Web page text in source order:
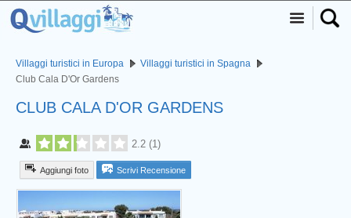
Villaggi turistici in Europa
Villaggi turistici in Spagna
Club Cala D'Or Gardens
CLUB CALA D'OR GARDENS
2.2 (1 )
Aggiungi foto Scrivi Recensione